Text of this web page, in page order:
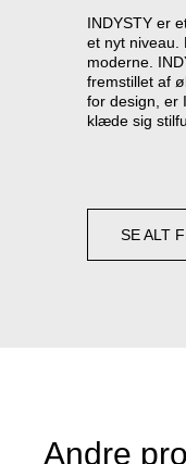
INDYSTY er
et nyt niveau.
moderne.
fremstillet af
for design, er
klæde sig
SE ALT
Andre